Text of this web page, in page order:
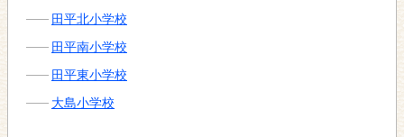
田平北小学校
田平南小学校
田平東小学校
大島小学校